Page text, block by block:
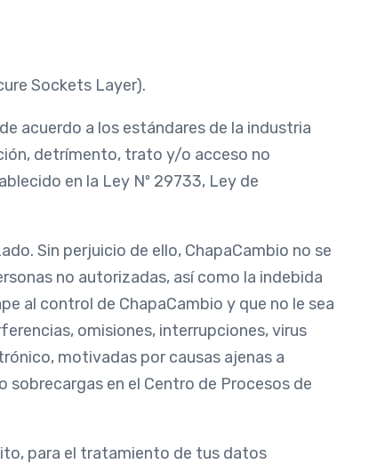
Sockets Layer).
acuerdo a los estándares de la industria
detrímento, trato y/o acceso no
en la Ley Nº 29733, Ley de
Sin perjuicio de ello, ChapaCambio no se
no autorizadas, así como la indebida
al control de ChapaCambio y que no le sea
omisiones, interrupciones, virus
motivadas por causas ajenas a
en el Centro de Procesos de
para el tratamiento de tus datos